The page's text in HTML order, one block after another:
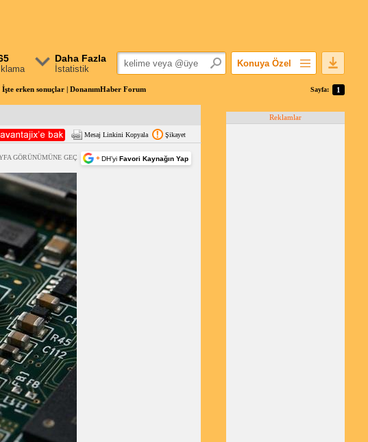
Daha Fazla
İstatistik
Konuya Özel
Popüler Mesajlar
İşte erken sonuçlar | DonanımHaber Forum Sayfa: 1
Mesaj Linkini Kopyala Şikayet
+ DH’yi Favori Kaynağın Yap
GÖRÜNÜMÜNE GEÇ
Reklamlar